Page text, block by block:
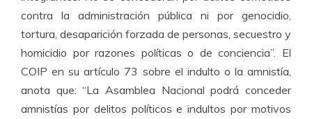
contra la administración pública ni por genocidio,
tortura, desaparición forzada de personas, secuestro y
homicidio por razones políticas o de conciencia”. El
COIP en su artículo 73 sobre el indulto o la amnistía,
anota que: “La Asamblea Nacional podrá conceder
amnistías por delitos políticos e indultos por motivos